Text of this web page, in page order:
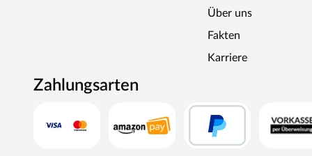
Über uns
Fakten
Karriere
Zahlungsarten